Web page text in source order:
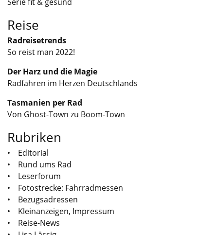
Reise
Radreisetrends
So reist man 2022!
Der Harz und die Magie
Radfahren im Herzen Deutschlands
Tasmanien per Rad
Von Ghost-Town zu Boom-Town
Rubriken
• Editorial
• Rund ums Rad
• Leserforum
• Fotostrecke: Fahrradmessen
• Bezugsadressen
• Kleinanzeigen, Impressum
• Reise-News